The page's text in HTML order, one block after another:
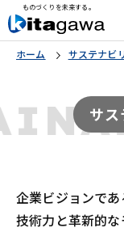
ものづくりを未来する。
ホーム サステナビ
サ
企業ビジョンで
技術力と革新的